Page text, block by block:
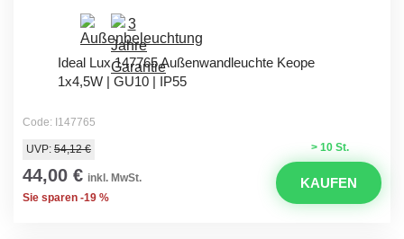
Ideal Lux 147765 Außenwandleuchte Keope
1x4,5W | GU10 | IP55
Code: I147765
> 10 St.
UVP: 54,12 €
44,00 € inkl. MwSt.
Sie sparen -19 %
KAUFEN